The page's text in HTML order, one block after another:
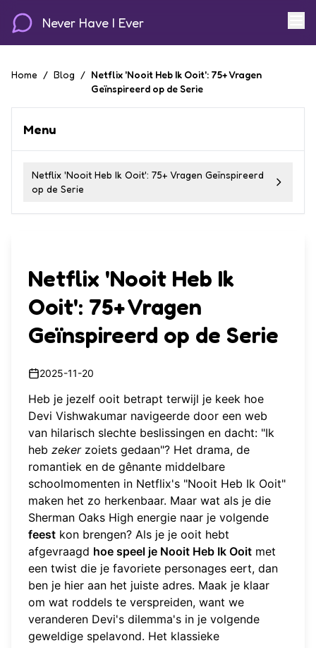
Never Have I Ever
Home / Blog / Netflix 'Nooit Heb Ik Ooit': 75+ Vragen
Geïnspireerd op de Serie
Menu
Netflix 'Nooit Heb Ik Ooit': 75+ Vragen Geïnspireerd
op de Serie
Netflix 'Nooit Heb Ik
Ooit': 75+ Vragen
Geïnspireerd op de Serie
2025-11-20
Heb je jezelf ooit betrapt terwijl je keek hoe
Devi Vishwakumar navigeerde door een web
van hilarisch slechte beslissingen en dacht: "Ik
heb zekerzoiets gedaan"? Het drama, de
romantiek en de gênante middelbare
schoolmomenten in Netflix's "Nooit Heb Ik Ooit"
maken het zo herkenbaar. Maar wat als je die
Sherman Oaks High energie naar je volgende
feest kon brengen? Als je je ooit hebt
afgevraagd hoe speel je Nooit Heb Ik Ooit met
een twist die je favoriete personages eert, dan
ben je hier aan het juiste adres. Maak je klaar
om wat roddels te verspreiden, want we
veranderen Devi's dilemma's in je volgende
geweldige spelavond. Het klassieke